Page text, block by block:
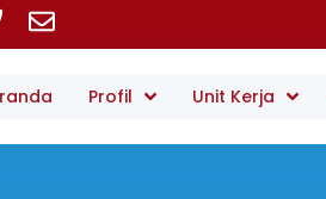
Profil Unit Kerja